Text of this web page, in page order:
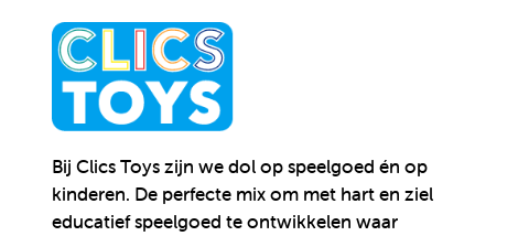
Bij Clics Toys zijn we dol op speelgoed én op
kinderen. De perfecte mix om met hart en ziel
educatief speelgoed te ontwikkelen waar